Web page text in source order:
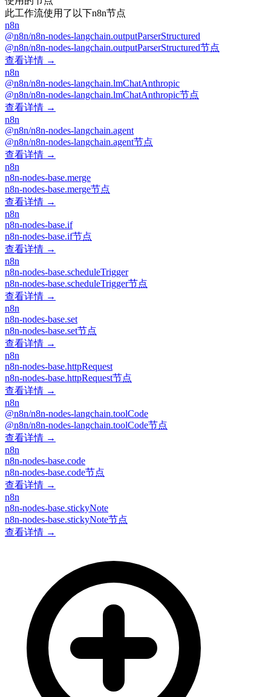
此工作流使用了以下n8n节点
n8n
@n8n/n8n-nodes-langchain.outputParserStructured
@n8n/n8n-nodes-langchain.outputParserStructured节点
查看详情 →
n8n
@n8n/n8n-nodes-langchain.lmChatAnthropic
@n8n/n8n-nodes-langchain.lmChatAnthropic节点
查看详情 →
n8n
@n8n/n8n-nodes-langchain.agent
@n8n/n8n-nodes-langchain.agent节点
查看详情 →
n8n
n8n-nodes-base.merge
n8n-nodes-base.merge节点
查看详情 →
n8n
n8n-nodes-base.if
n8n-nodes-base.if节点
查看详情 →
n8n
n8n-nodes-base.scheduleTrigger
n8n-nodes-base.scheduleTrigger节点
查看详情 →
n8n
n8n-nodes-base.set
n8n-nodes-base.set节点
查看详情 →
n8n
n8n-nodes-base.httpRequest
n8n-nodes-base.httpRequest节点
查看详情 →
n8n
@n8n/n8n-nodes-langchain.toolCode
@n8n/n8n-nodes-langchain.toolCode节点
查看详情 →
n8n
n8n-nodes-base.code
n8n-nodes-base.code节点
查看详情 →
n8n
n8n-nodes-base.stickyNote
n8n-nodes-base.stickyNote节点
查看详情 →